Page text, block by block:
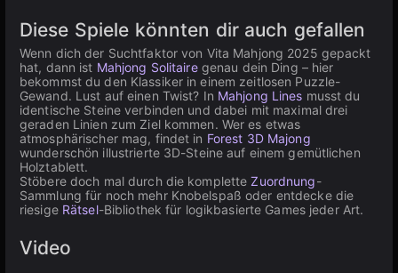
Diese Spiele könnten dir auch gefallen
Wenn dich der Suchtfaktor von Vita Mahjong 2025 gepackt
hat, dann ist Mahjong Solitairegenau dein Ding – hier
bekommst du den Klassiker in einem zeitlosen Puzzle-
Gewand. Lust auf einen Twist? In Mahjong Lines musst du
identische Steine verbinden und dabei mit maximal drei
geraden Linien zum Ziel kommen. Wer es etwas
atmosphärischer mag, findet in Forest 3D Majong
wunderschön illustrierte 3D-Steine auf einem gemütlichen
Holztablett.
Stöbere doch mal durch die kompletteZuordnung-
Sammlung für noch mehr Knobelspaß oder entdecke die
riesige Rätsel-Bibliothek für logikbasierte Games jeder Art.
Video